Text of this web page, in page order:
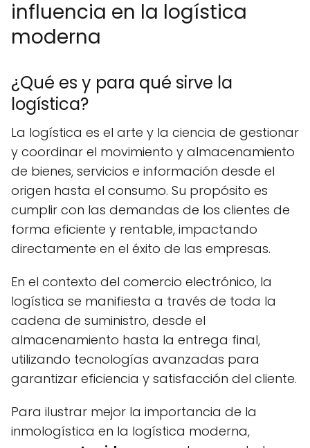
influencia en la logística
moderna
¿Qué es y para qué sirve la
logística?
La logística es el arte y la ciencia de gestionar
y coordinar el movimiento y almacenamiento
de bienes, servicios e información desde el
origen hasta el consumo. Su propósito es
cumplir con las demandas de los clientes de
forma eficiente y rentable, impactando
directamente en el éxito de las empresas.
En el contexto del comercio electrónico, la
logística se manifiesta a través de toda la
cadena de suministro, desde el
almacenamiento hasta la entrega final,
utilizando tecnologías avanzadas para
garantizar eficiencia y satisfacción del cliente.
Para ilustrar mejor la importancia de la
inmologística en la logística moderna,